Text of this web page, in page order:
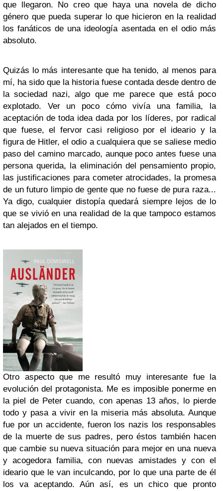
que llegaron. No creo que haya una novela de dicho
género que pueda superar lo que hicieron en la realidad
los fanáticos de una ideología asentada en el odio más
absoluto.
Quizás lo más interesante que ha tenido, al menos para
mí, ha sido que la historia fuese contada desde dentro de
la sociedad nazi, algo que me parece que está poco
explotado. Ver un poco cómo vivía una familia, la
aceptación de toda idea dada por los líderes, por radical
que fuese, el fervor casi religioso por el ideario y la
figura de Hitler, el odio a cualquiera que se saliese medio
paso del camino marcado, aunque poco antes fuese una
persona querida, la eliminación del pensamiento propio,
las justificaciones para cometer atrocidades, la promesa
de un futuro limpio de gente que no fuese de pura raza...
Ya digo, cualquier distopía quedará siempre lejos de lo
que se vivió en una realidad de la que tampoco estamos
tan alejados en el tiempo.
Otro aspecto que me resultó muy interesante fue la
evolución del protagonista. Me es imposible ponerme en
la piel de Peter cuando, con apenas 13 años, lo pierde
todo y pasa a vivir en la miseria más absoluta. Aunque
fue por un accidente, fueron los nazis los responsables
de la muerte de sus padres, pero éstos también hacen
que cambie su nueva situación para mejor en una nueva
y acogedora familia, con nuevas amistades y con el
ideario que le van inculcando, por lo que una parte de él
los va aceptando. Aún así, es un chico que pronto